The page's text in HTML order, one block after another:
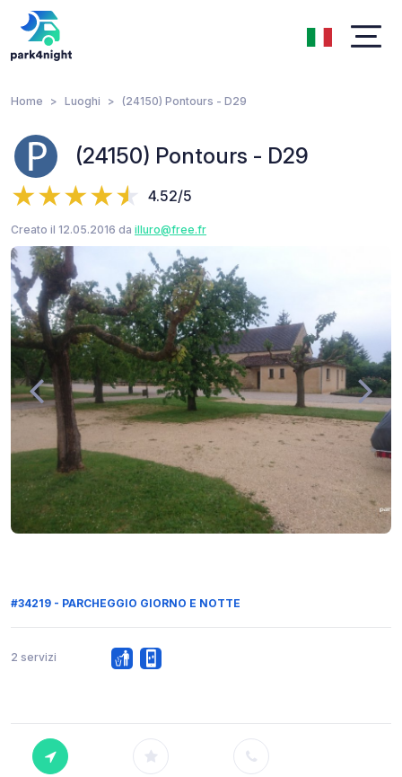
Home Luoghi (24150) Pontours - D29
(24150) Pontours - D29
4.52/5
Creato il 12.05.2016 da illuro@free.fr
#34219 - PARCHEGGIO GIORNO E NOTTE
2 servizi